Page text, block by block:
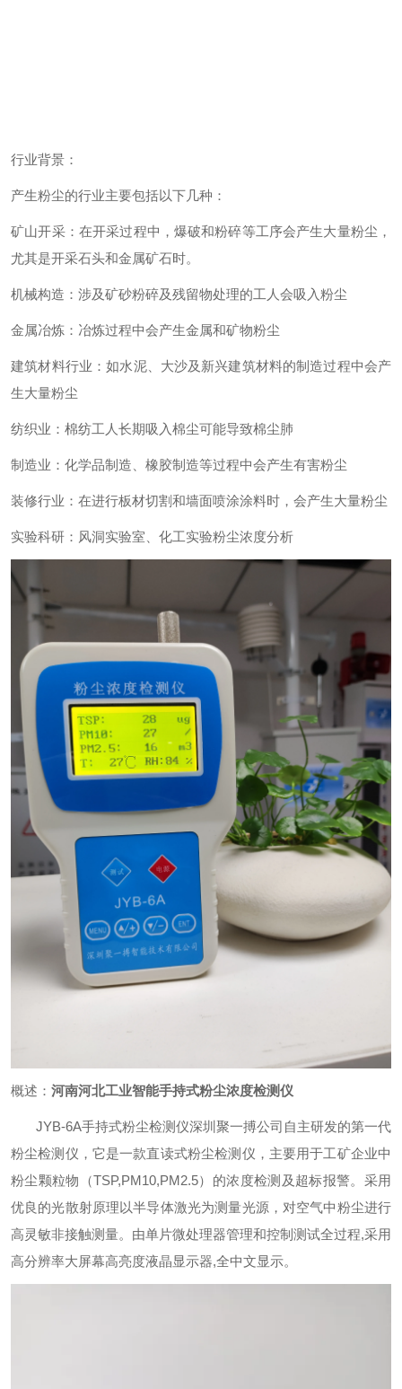
行业背景：
‌产生粉尘的行业主要包括以下几种‌：
‌矿山开采‌：在开采过程中，爆破和粉碎等工序会产生大量粉尘，
尤其是开采石头和金属矿石时。‌
‌机械构造‌：涉及矿砂粉碎及残留物处理的工人会吸入粉尘‌
‌金属冶炼‌：冶炼过程中会产生金属和矿物粉尘‌
‌建筑材料行业‌：如水泥、大沙及新兴建筑材料的制造过程中会产
生大量粉尘‌
‌纺织业‌：棉纺工人长期吸入棉尘可能导致棉尘肺‌
‌制造业‌：化学品制造、橡胶制造等过程中会产生有害粉尘‌
‌装修行业‌：在进行板材切割和墙面喷涂涂料时，会产生大量粉尘
实验科研：风洞实验室、化工实验粉尘浓度分析
概述： 河南河北工业智能手持式粉尘浓度检测仪
JYB-6A手持式粉尘检测仪深圳聚一搏公司自主研发的第一代
粉尘检测仪，它是一款直读式粉尘检测仪，主要用于工矿企业中
粉尘颗粒物（TSP,PM10,PM2.5）的浓度检测及超标报警。采用
优良的光散射原理以半导体激光为测量光源，对空气中粉尘进行
高灵敏非接触测量。由单片微处理器管理和控制测试全过程,采用
高分辨率大屏幕高亮度液晶显示器,全中文显示。